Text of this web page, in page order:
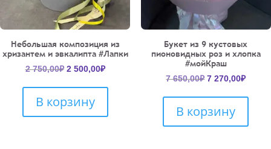
Небольшая композиция из
хризантем и эвкалипта #Лапки
2 750,00₽ Первоначальная
составляла
2
750,00₽.
2 500,00₽Текущая
2
В корзину
Букет из 9 кустовых
пионовидных роз и хлопка
#мойКраш
7 650,00₽
составляла
7
650,00₽.
7 270,00₽
7
В корзину